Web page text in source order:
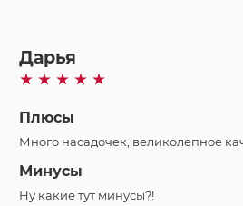
Дарья
Плюсы
Много насадочек, великолепное
Минусы
Ну какие тут минусы?!